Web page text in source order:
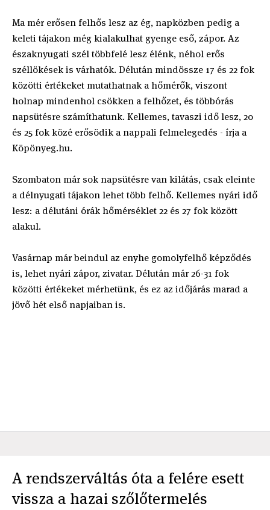
Ma mér erősen felhős lesz az ég, napközben pedig a
keleti tájakon még kialakulhat gyenge eső, zápor. Az
északnyugati szél többfelé lesz élénk, néhol erős
széllökések is várhatók. Délután mindössze 17 és 22 fok
közötti értékeket mutathatnak a hőmérők, viszont
holnap mindenhol csökken a felhőzet, és többórás
napsütésre számíthatunk. Kellemes, tavaszi idő lesz, 20
és 25 fok közé erősödik a nappali felmelegedés - írja a
Köpönyeg.hu.
Szombaton már sok napsütésre van kilátás, csak eleinte
a délnyugati tájakon lehet több felhő. Kellemes nyári idő
lesz: a délutáni órák hőmérséklet 22 és 27 fok között
alakul.
Vasárnap már beindul az enyhe gomolyfelhő képződés
is, lehet nyári zápor, zivatar. Délután már 26-31 fok
közötti értékeket mérhetünk, és ez az időjárás marad a
jövő hét első napjaiban is.
A rendszerváltás óta a felére esett
vissza a hazai szőlőtermelés